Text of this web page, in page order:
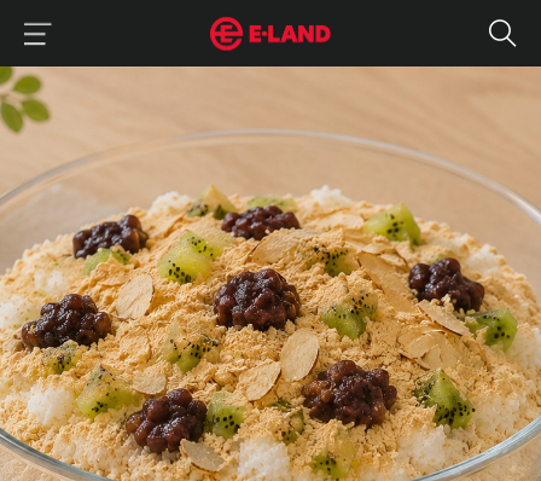
매거진 상세보기